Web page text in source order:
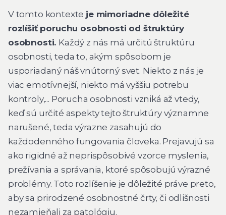
V tomto kontexte je mimoriadne dôležité
rozlíšiť poruchu osobnosti od štruktúry
osobnosti. Každý z nás má určitú štruktúru
osobnosti, teda to, akým spôsobom je
usporiadaný náš vnútorný svet. Niekto z nás je
viac emotívnejší, niekto má vyššiu potrebu
kontroly,... Porucha osobnosti vzniká až vtedy,
keď sú určité aspekty tejto štruktúry významne
narušené, teda výrazne zasahujú do
každodenného fungovania človeka. Prejavujú sa
ako rigidné až neprispôsobivé vzorce myslenia,
prežívania a správania, ktoré spôsobujú výrazné
problémy. Toto rozlíšenie je dôležité práve preto,
aby sa prirodzené osobnostné črty, či odlišnosti
nezamieňali za patológiu.